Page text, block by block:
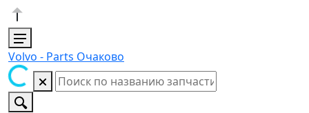
Volvo - Parts Очаково